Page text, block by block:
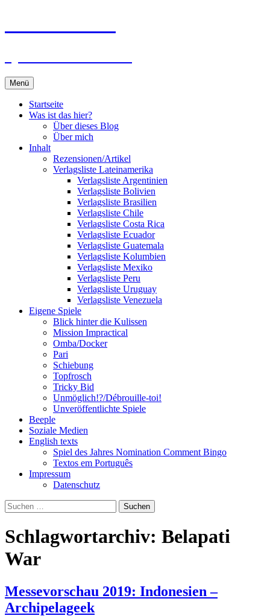
Menü
Startseite
Was ist das hier?
Über dieses Blog
Über mich
Inhalt
Rezensionen/Artikel
Verlagsliste Lateinamerika
Verlagsliste Argentinien
Verlagsliste Bolivien
Verlagsliste Brasilien
Verlagsliste Chile
Verlagsliste Costa Rica
Verlagsliste Ecuador
Verlagsliste Guatemala
Verlagsliste Kolumbien
Verlagsliste Mexiko
Verlagsliste Peru
Verlagsliste Uruguay
Verlagsliste Venezuela
Eigene Spiele
Blick hinter die Kulissen
Mission Impractical
Omba/Docker
Pari
Schiebung
Topfrosch
Tricky Bid
Unmöglich!?/Débrouille-toi!
Unveröffentlichte Spiele
Beeple
Soziale Medien
English texts
Spiel des Jahres Nomination Comment Bingo
Textos em Português
Impressum
Datenschutz
Suchen
nach:
Schlagwortarchiv: Belapati
War
Messevorschau 2019: Indonesien –
Archipelageek